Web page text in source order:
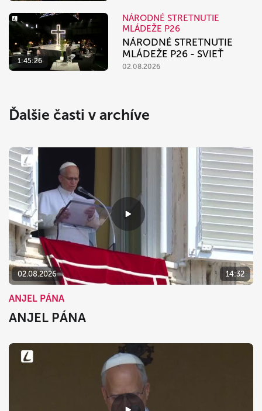
1:45:26
NÁRODNÉ STRETNUTIE
MLÁDEŽE P26
NÁRODNÉ STRETNUTIE
MLÁDEŽE P26 - SVIEŤ
02.08.2026
Ďalšie časti v archíve
02.08.2026 14:32
ANJEL PÁNA
ANJEL PÁNA